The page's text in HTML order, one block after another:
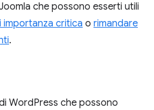
che possono esserti utili
critica o rimandare
.
WordPress che possono